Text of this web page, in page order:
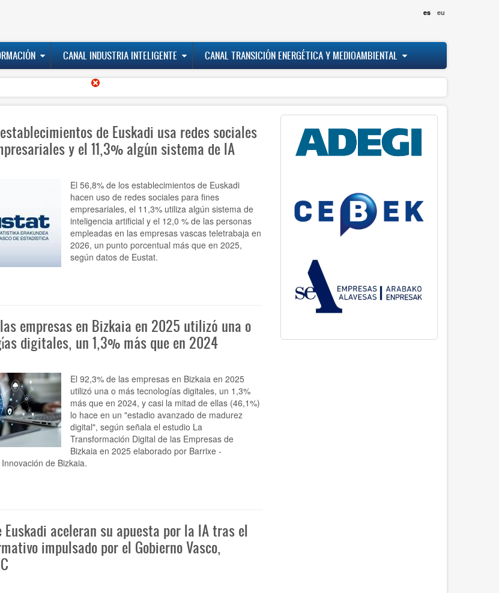
es eu
CANAL INDUSTRIA INTELIGENTE CANAL TRANSICIÓN ENERGÉTICA Y MEDIOAMBIENTAL
de Euskadi usa redes sociales
y el 11,3% algún sistema de IA
El 56,8% de los establecimientos de Euskadi
hacen uso de redes sociales para fines
empresariales, el 11,3% utiliza algún sistema de
inteligencia artificial y el 12,0 % de las personas
empleadas en las empresas vascas teletrabaja en
2026, un punto porcentual más que en 2025,
según datos de Eustat.
empresas en Bizkaia en 2025 utilizó una o
digitales, un 1,3% más que en 2024
El 92,3% de las empresas en Bizkaia en 2025
utilizó una o más tecnologías digitales, un 1,3%
más que en 2024, y casi la mitad de ellas (46,1%)
lo hace en un "estadio avanzado de madurez
digital", según señala el estudio La
Transformación Digital de las Empresas de
Bizkaia en 2025 elaborado por Barrixe -
de Bizkaia.
Euskadi aceleran su apuesta por la IA tras el
impulsado por el Gobierno Vasco,